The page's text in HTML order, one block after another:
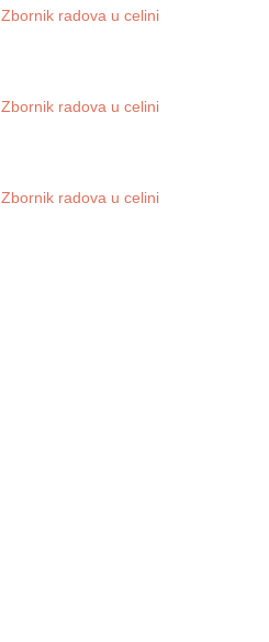
Zbornik radova u celini
Zbornik radova u celini
Zbornik radova u celini